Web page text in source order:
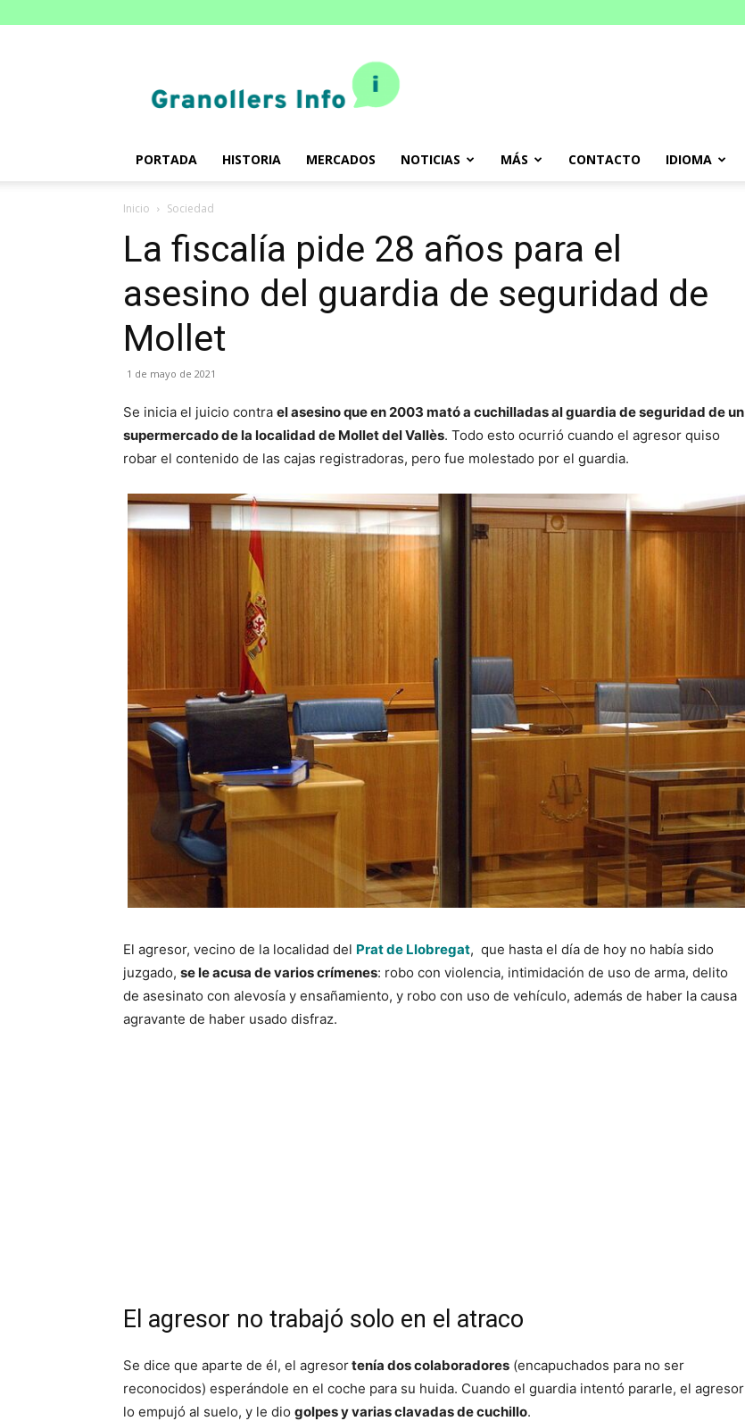
PORTADA HISTORIA MERCADOS NOTICIAS MÁS CONTACTO IDIOMA
Inicio Sociedad
La fiscalía pide 28 años para el
asesino del guardia de seguridad de
Mollet
1 de mayo de 2021
Se inicia el juicio contra el asesino que en 2003 mató a cuchilladas al guardia de seguridad de un
supermercado de la localidad de Mollet del Vallès. Todo esto ocurrió cuando el agresor quiso
robar el contenido de las cajas registradoras, pero fue molestado por el guardia.
El agresor, vecino de la localidad del Prat de Llobregat, que hasta el día de hoy no había sido
juzgado, se le acusa de varios crímenes: robo con violencia, intimidación de uso de arma, delito
de asesinato con alevosía y ensañamiento, y robo con uso de vehículo, además de haber la causa
agravante de haber usado disfraz.
El agresor no trabajó solo en el atraco
Se dice que aparte de él, el agresortenía dos colaboradores (encapuchados para no ser
reconocidos) esperándole en el coche para su huida. Cuando el guardia intentó pararle, el agresor
lo empujó al suelo, y le dio golpes y varias clavadas de cuchillo.